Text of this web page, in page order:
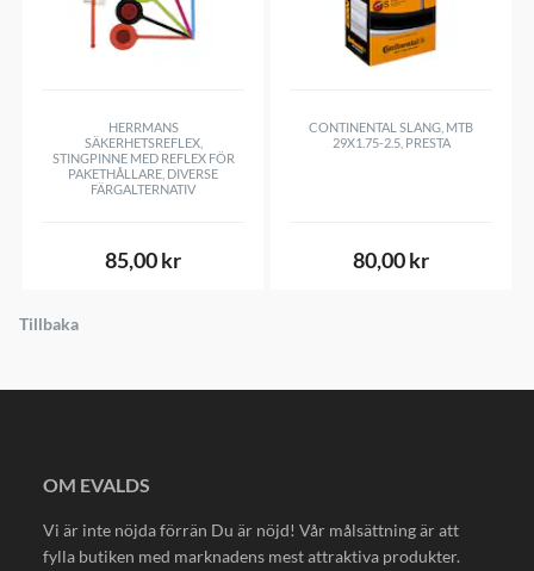
HERRMANS
SÄKERHETSREFLEX,
STINGPINNE MED REFLEX FÖR
PAKETHÅLLARE, DIVERSE
FÄRGALTERNATIV
85,00 kr
CONTINENTAL SLANG, MTB
29X1.75-2.5, PRESTA
80,00 kr
Tillbaka
OM EVALDS
Vi är inte nöjda förrän Du är nöjd! Vår målsättning är att
fylla butiken med marknadens mest attraktiva produkter.